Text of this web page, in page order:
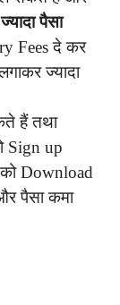
ज्यादा पैसा
Fees दे कर
ज्यादा
हैं तथा
Sign up
Download
पैसा कमा